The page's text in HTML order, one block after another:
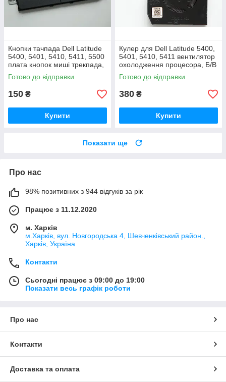
Кнопки тачпада Dell Latitude
5400, 5401, 5410, 5411, 5500
плата кнопок миші трекпада,
Б/В Оригінал, 0YPHVV
Готово до відправки
150 ₴
Купити
Кулер для Dell Latitude 5400,
5401, 5410, 5411 вентилятор
охолодження процесора, Б/В
Оригінал, P/N: 0MXH2W
Готово до відправки
380 ₴
Купити
Показати ще
Про нас
98% позитивних з 944 відгуків за рік
Працює з 11.12.2020
м. Харків
м.Харків, вул. Новгородська 4, Шевченківський район.,
Харків, Україна
Контакти
Сьогодні працює з 09:00 до 19:00
Показати весь графік роботи
Про нас
Контакти
Доставка та оплата